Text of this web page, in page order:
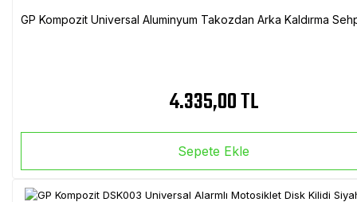
GP Kompozit Universal Aluminyum Takozdan Arka Kaldırma
4.335,00 TL
Sepete Ekle